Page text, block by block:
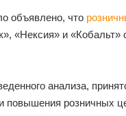
объявлено, что
«Нексия» и
анализа,
повышения розничных